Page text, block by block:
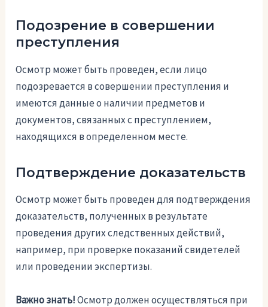
Подозрение в совершении
преступления
Осмотр может быть проведен, если лицо
подозревается в совершении преступления и
имеются данные о наличии предметов и
документов, связанных с преступлением,
находящихся в определенном месте.
Подтверждение доказательств
Осмотр может быть проведен для подтверждения
доказательств, полученных в результате
проведения других следственных действий,
например, при проверке показаний свидетелей
или проведении экспертизы.
Важно знать!Осмотр должен осуществляться при